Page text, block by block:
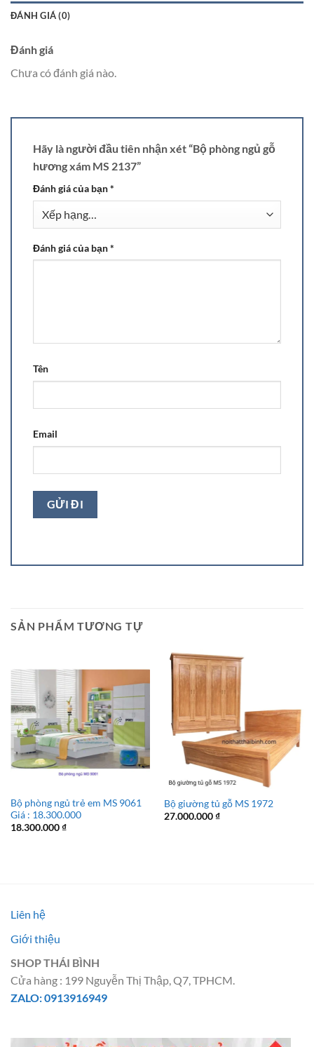
ĐÁNH GIÁ (0)
Đánh giá
Chưa có đánh giá nào.
Hãy là người đầu tiên nhận xét “Bộ phòng ngủ gỗ
hương xám MS 2137”
Đánh giá của bạn*
Đánh giá của bạn*
Tên
Email
SẢN PHẨM TƯƠNG TỰ
Bộ phòng ngủ trẻ em MS 9061
Giá : 18.300.000
18.300.000₫
Bộ giường tủ gỗ MS 1972
27.000.000₫
Liên hệ
Giới thiệu
SHOP THÁI BÌNH
Cửa hàng : 199 Nguyễn Thị Thập, Q7, TPHCM.
ZALO: 0913916949